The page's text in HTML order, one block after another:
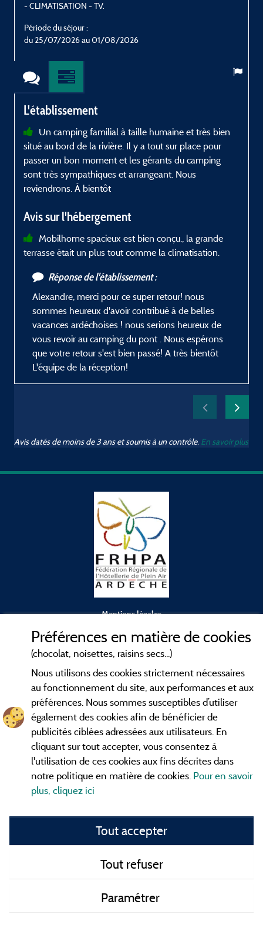
- CLIMATISATION - TV.
Période du séjour :
du 25/07/2026 au 01/08/2026
L'établissement
Un camping familial à taille humaine et très bien
situé au bord de la rivière. Il y a tout sur place pour
passer un bon moment et les gérants du camping
sont très sympathiques et arrangeant. Nous
reviendrons. À bientôt
Avis sur l'hébergement
Mobilhome spacieux est bien conçu., la grande
terrasse était un plus tout comme la climatisation.
Réponse de l'établissement :
Alexandre, merci pour ce super retour! nous
sommes heureux d'avoir contribué à de belles
vacances ardéchoises ! nous serions heureux de
vous revoir au camping du pont . Nous espérons
que votre retour s'est bien passé! A très bientôt
L'équipe de la réception!
Avis datés de moins de 3 ans et soumis à un contrôle. En savoir plus
Mentions légales
Contact
CGV
Les meilleurscampings en Ardèche . Consultez les fiches de
nos adhérents et découvrez nos meilleures offres dans les
Gorges de l'Ardèche, le célèbrePont d'Arc, la grotte de l'Aven
d'Orgnac, Le mont Gerbier de Jonc ou le mont Mézenc...
informez vous directement ici en ligne avant de contacter le
Faites vous votre propre idée du camping, au pied d'un lac,
avec clubenfants, avec vos animaux de compagnie, sous la
ou dans un mobil home ou même de
Tous les campings en Ardèche et au meilleur prix !
Préférences en matière de cookies
(chocolat, noisettes, raisins secs...)
Nous utilisons des cookies strictement nécessaires
au fonctionnement du site, aux performances et aux
préférences. Nous sommes susceptibles d’utiliser
également des cookies afin de bénéficier de
publicités ciblées adressées aux utilisateurs. En
cliquant sur tout accepter, vous consentez à
l'utilisation de ces cookies aux fins décrites dans
notre politique en matière de cookies. Pour en savoir
plus, cliquez ici
Tout accepter
Tout refuser
Paramétrer